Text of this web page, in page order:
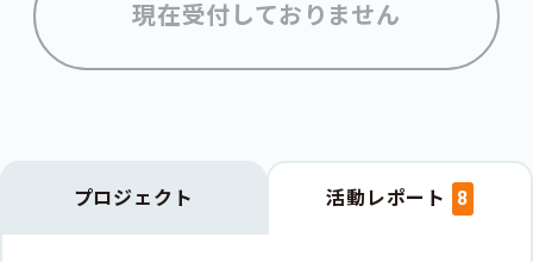
現在受付しておりません
プロジェクト 活動レポート 8